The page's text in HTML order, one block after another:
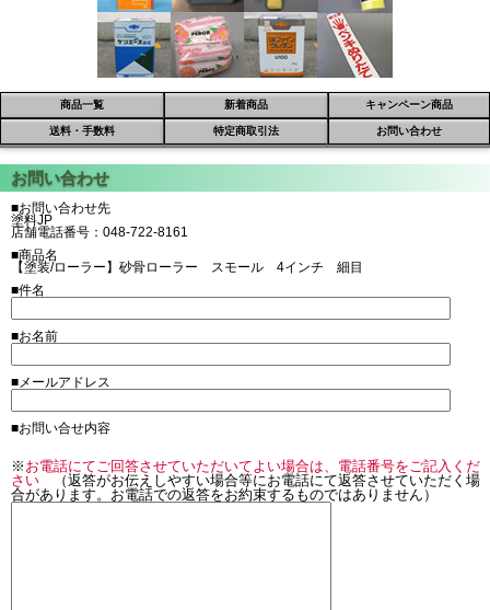
商品一覧 新着商品 キャンペーン商品
送料・手数料 特定商取引法 お問い合わせ
■お問い合わせ先
塗料JP
店舗電話番号：048-722-8161
■商品名
【塗装/ローラー】砂骨ローラー スモール 4インチ 細目
■件名
■お名前
■メールアドレス
■お問い合せ内容
※ お電話にてご回答させていただいてよい場合は、電話番号をご記入くだ
さい （返答がお伝えしやすい場合等にお電話にて返答させていただく場
合があります。お電話での返答をお約束するものではありません）